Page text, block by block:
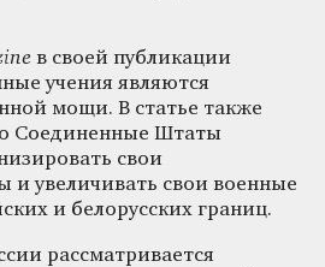
в своей публикации
учения являются
мощи. В статье также
Соединенные Штаты
свои
и увеличивать свои военные
и белорусских границ.
рассматривается